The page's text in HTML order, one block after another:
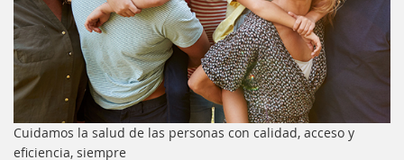
Cuidamos la salud de las personas con calidad, acceso y
eficiencia, siempre